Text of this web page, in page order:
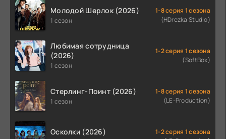
Молодой Шерлок (2026)
1 сезон
1-8 серия 1 сезона
(HDrezka Studio)
Любимая сотрудница
(2026)
1 сезон
1-2 серия 1 сезона
(SoftBox)
Стерлинг-Поинт (2026)
1 сезон
1-8 серия 1 сезона
(LE-Production)
Осколки (2026)
1-2 серия 1 сезона